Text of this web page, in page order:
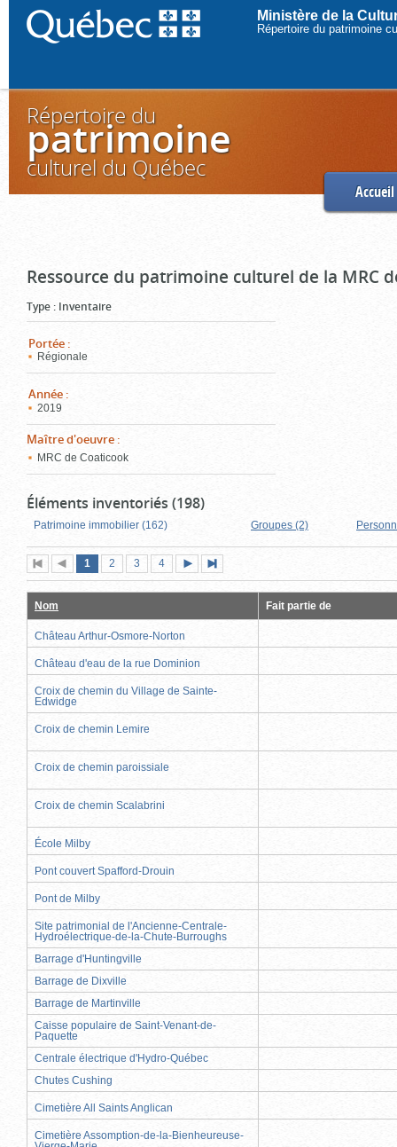
Ministère de la
Répertoire du patrimoine
Répertoire du
patrimoine
culturel du Québec
Accueil
Ressource du patrimoine culturel de la MRC
Type : Inventaire
Portée :
Régionale
Année :
2019
Maître d'oeuvre :
MRC de Coaticook
Éléments inventoriés (198)
Patrimoine immobilier (162) Groupes (2)
Première
page
Page
précédente
Page
1 (page
actuelle)
Page
2 Page
3 Page
4
suivante
page
Nom Fait partie de
Château Arthur-Osmore-Norton
Château d'eau de la rue Dominion
Croix de chemin du Village de Sainte-
Edwidge
Croix de chemin Lemire
Croix de chemin paroissiale
Croix de chemin Scalabrini
École Milby
Pont couvert Spafford-Drouin
Pont de Milby
Site patrimonial de l'Ancienne-Centrale-
Hydroélectrique-de-la-Chute-Burroughs
Barrage d'Huntingville
Barrage de Dixville
Barrage de Martinville
Caisse populaire de Saint-Venant-de-
Paquette
Centrale électrique d'Hydro-Québec
Chutes Cushing
Cimetière All Saints Anglican
Cimetière Assomption-de-la-Bienheureuse-